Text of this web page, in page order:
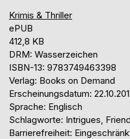
Krimis & Thriller
ePUB
412,8 KB
DRM: Wasserzeichen
ISBN-13: 9783749463398
Verlag: Books on Demand
Erscheinungsdatum:
Sprache: Englisch
Schlagworte: Intrigues,
Barrierefreiheit: